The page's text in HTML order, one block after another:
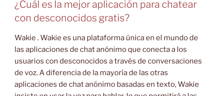
¿Cuál es la mejor aplicación para chatear
con desconocidos gratis?
Wakie . Wakie es una plataforma única en el mundo de
las aplicaciones de chat anónimo que conecta a los
usuarios con desconocidos a través de conversaciones
de voz. A diferencia de la mayoría de las otras
aplicaciones de chat anónimo basadas en texto, Wakie